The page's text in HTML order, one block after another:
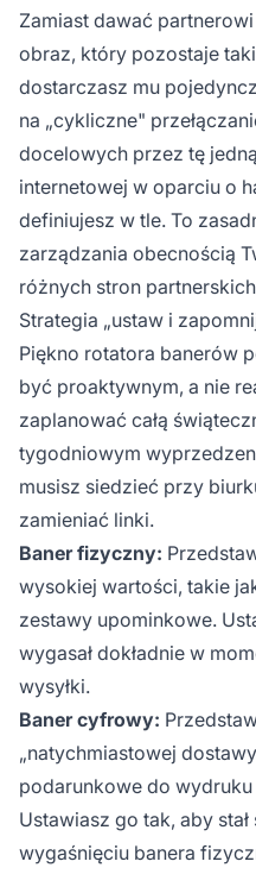
Zamiast dawać
obraz, który pozostaje
dostarczasz mu
na „cykliczne"
docelowych przez tę
internetowej w oparciu o
definiujesz w tle. To
zarządzania obecnością
różnych stron
Strategia „ustaw i
Piękno rotatora banerów
być proaktywnym, a nie
zaplanować całą
tygodniowym
musisz siedzieć przy
zamieniać linki.
Baner fizyczny:
wysokiej wartości, takie
zestawy upominkowe.
wygasał dokładnie w
wysyłki.
Baner cyfrowy:
„natychmiastowej
podarunkowe do
Ustawiasz go tak, aby
wygaśnięciu banera